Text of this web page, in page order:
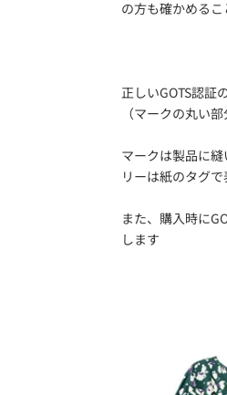
の方も確かめる
正しいGOTS認
（マークの丸い
マークは製品に
リーは紙のタグ
また、購入時に
します